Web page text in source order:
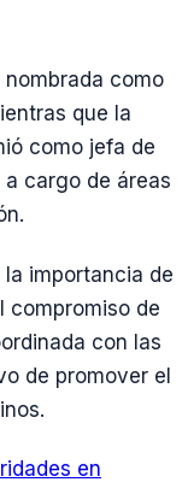
nombrada como
que la
como jefa de
a cargo de áreas
importancia de
compromiso de
con las
de promover el
en